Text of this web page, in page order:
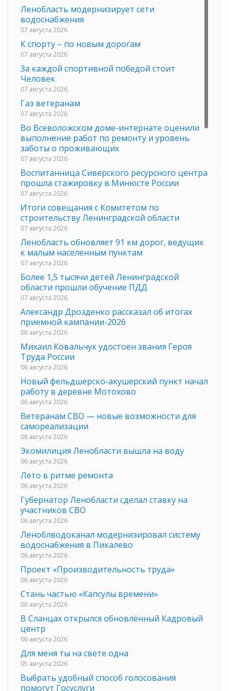
Ленобласть модернизирует сети
водоснабжения
07 августа 2026
К спорту – по новым дорогам
07 августа 2026
За каждой спортивной победой стоит
Человек
07 августа 2026
Газ ветеранам
07 августа 2026
Во Всеволожском доме-интернате оценили
выполнение работ по ремонту и уровень
заботы о проживающих
07 августа 2026
Воспитанница Сиверского ресурсного центра
прошла стажировку в Минюсте России
07 августа 2026
Итоги совещания с Комитетом по
строительству Ленинградской области
07 августа 2026
Ленобласть обновляет 91 км дорог, ведущих
к малым населенным пунктам
07 августа 2026
Более 1,5 тысячи детей Ленинградской
области прошли обучение ПДД
07 августа 2026
Александр Дрозденко рассказал об итогах
приемной кампании-2026
06 августа 2026
Михаил Ковальчук удостоен звания Героя
Труда России
06 августа 2026
Новый фельдшерско-акушерский пункт начал
работу в деревне Мотохово
06 августа 2026
Ветеранам СВО — новые возможности для
самореализации
06 августа 2026
Экомилиция Ленобласти вышла на воду
06 августа 2026
Лето в ритме ремонта
06 августа 2026
Губернатор Ленобласти сделал ставку на
участников СВО
06 августа 2026
Леноблводоканал модернизировал систему
водоснабжения в Пикалево
06 августа 2026
Проект «Производительность труда»
06 августа 2026
Стань частью «Капсулы времени»
06 августа 2026
В Сланцах открылся обновлённый Кадровый
центр
06 августа 2026
Для меня ты на свете одна
05 августа 2026
Выбрать удобный способ голосования
помогут Госуслуги